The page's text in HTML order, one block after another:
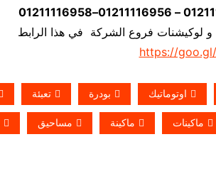
و لوكيشنات فروع الشركة في هذا الرابط
https://
اوتوماتيك بودرة تعبئة
ماكينات ماكينة مساحيق